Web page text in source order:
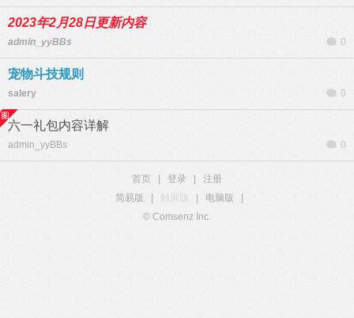
2023年2月28日更新内容
admin_yyBBs 0
宠物斗技规则
salery 0
六一礼包内容详解
admin_yyBBs 0
首页 登录
注册
简易版
触屏版 电脑版
© Comsenz Inc.